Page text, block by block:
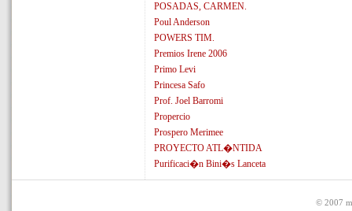
POSADAS, CARMEN.
Poul Anderson
POWERS TIM.
Premios Irene 2006
Primo Levi
Princesa Safo
Prof. Joel Barromi
Propercio
Prospero Merimee
PROYECTO ATL�NTIDA
Purificaci�n Bini�s Lanceta
© 2007